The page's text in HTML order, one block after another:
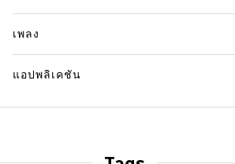
เพลง
แอปพลิเคชัน